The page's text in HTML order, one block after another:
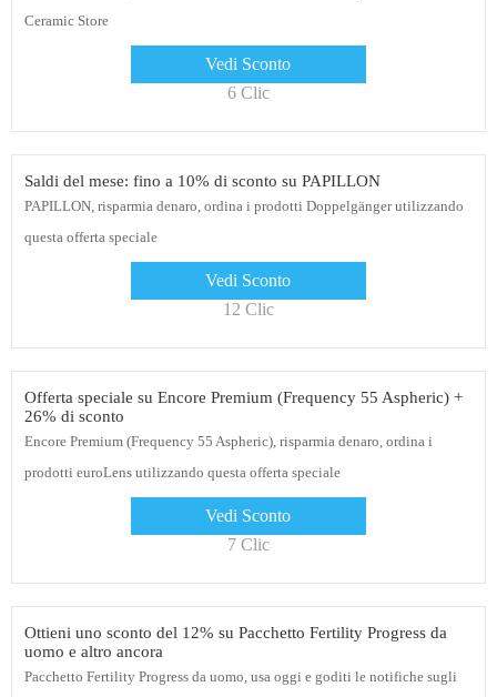
Ceramic Store
Vedi Sconto
6 Clic
Saldi del mese: fino a 10% di sconto su PAPILLON
PAPILLON, risparmia denaro, ordina i prodotti Doppelgänger utilizzando
questa offerta speciale
Vedi Sconto
12 Clic
Offerta speciale su Encore Premium (Frequency 55 Aspheric) +
26% di sconto
Encore Premium (Frequency 55 Aspheric), risparmia denaro, ordina i
prodotti euroLens utilizzando questa offerta speciale
Vedi Sconto
7 Clic
Ottieni uno sconto del 12% su Pacchetto Fertility Progress da
uomo e altro ancora
Pacchetto Fertility Progress da uomo, usa oggi e goditi le notifiche sugli